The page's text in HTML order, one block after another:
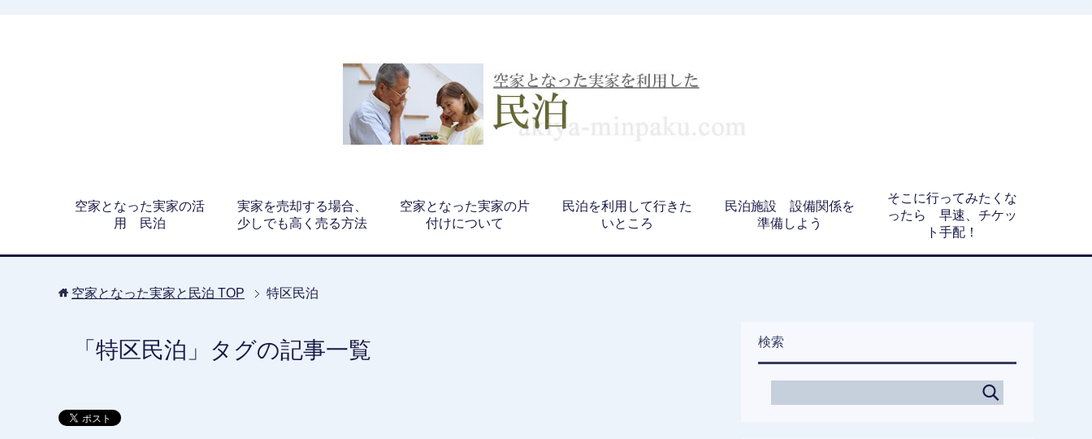
空家となった実家の活
用 民泊
実家を売却する場合、
少しでも高く売る方法
空家となった実家の片
付けについて
民泊を利用して行きた
いところ
民泊施設 設備関係を
準備しよう
そこに行ってみたくな
ったら 早速、チケッ
ト手配！
空家となった実家と民泊 TOP 特区民泊
「特区民泊」タグの記事一覧 検索